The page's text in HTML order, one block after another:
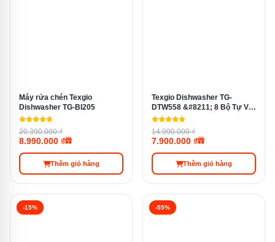
Công nghệ sấy PTC khí nóng của máy rửa chén Texgio
Trên đây là những thông tin chi tiết vềmáy rửa chén
Texgio
Dishwasher TGUMF11S, một sản phẩm hội tụ
đầy đủ các tính năng hiện đại, đáp ứng mọi nhu cầu của
Máy rửa chén Texgio
Dishwasher TG-BI205
20.390.000 ₫
8.990.000 ₫
Thêm giỏ hàng
Texgio Dishwasher TG-
DTW558 &#8211; 8 Bộ Tự Vệ
Sinh Máy
14.990.000 ₫
7.900.000 ₫
Thêm giỏ hàng
-15% -55%